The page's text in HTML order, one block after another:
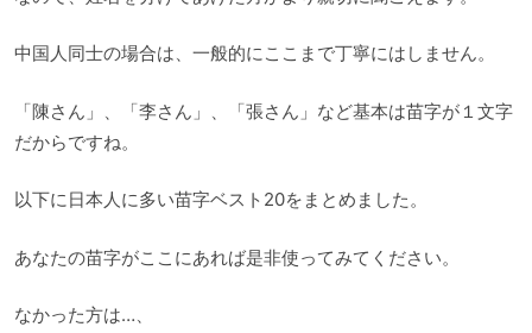
中国人同士の場合は、一般的にここまで丁寧にはしません。
「陳さん」、「李さん」、「張さん」など基本は苗字が１文字
だからですね。
以下に日本人に多い苗字ベスト20をまとめました。
あなたの苗字がここにあれば是非使ってみてください。
なかった方は…、